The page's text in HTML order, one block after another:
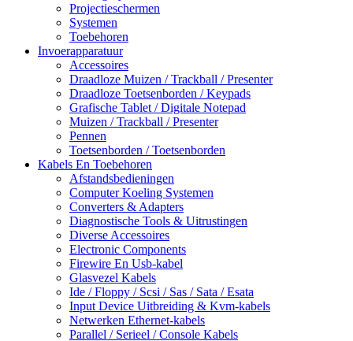
Projectieschermen
Systemen
Toebehoren
Invoerapparatuur
Accessoires
Draadloze Muizen / Trackball / Presenter
Draadloze Toetsenborden / Keypads
Grafische Tablet / Digitale Notepad
Muizen / Trackball / Presenter
Pennen
Toetsenborden / Toetsenborden
Kabels En Toebehoren
Afstandsbedieningen
Computer Koeling Systemen
Converters & Adapters
Diagnostische Tools & Uitrustingen
Diverse Accessoires
Electronic Components
Firewire En Usb-kabel
Glasvezel Kabels
Ide / Floppy / Scsi / Sas / Sata / Esata
Input Device Uitbreiding & Kvm-kabels
Netwerken Ethernet-kabels
Parallel / Serieel / Console Kabels